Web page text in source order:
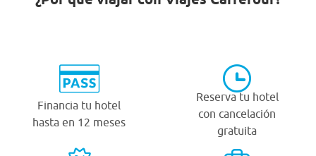
Financia tu hotel
hasta en 12 meses
Reserva tu hotel
con cancelación
gratuita